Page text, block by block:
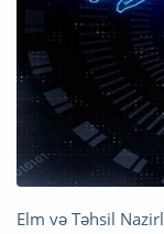
Elm və Təhsil